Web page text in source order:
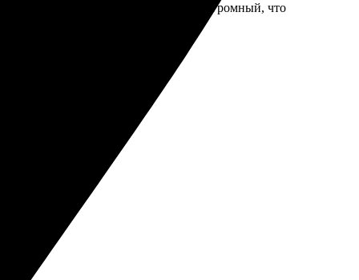
и понятный. Выбор дизайна был огромный, что
всё круто!